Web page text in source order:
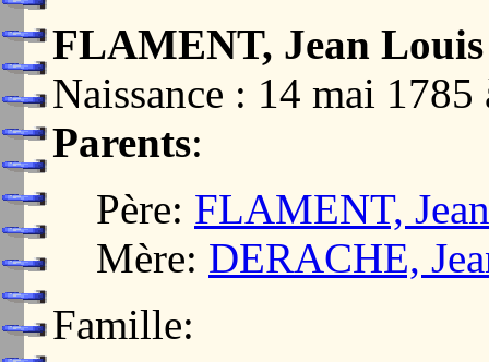
FLAMENT, Jean Louis
Naissance : 14 mai
Parents:
Père: FLAMENT,
Mère: DERACHE,
Famille: